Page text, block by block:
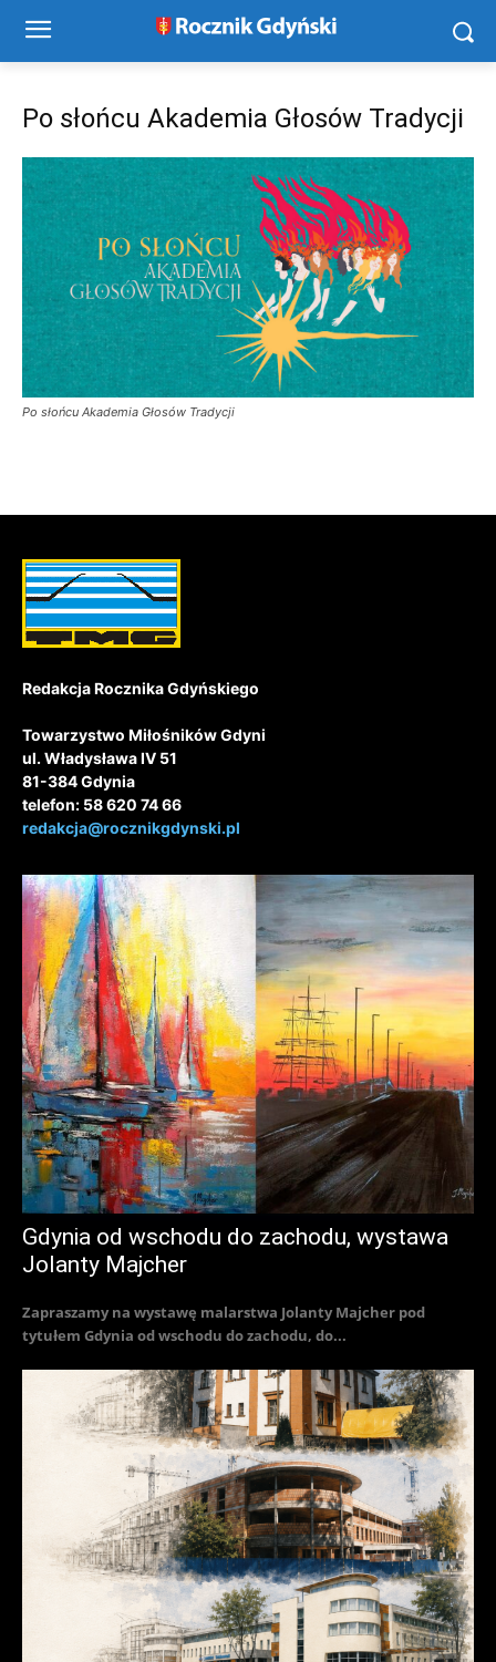
Po słońcu Akademia Głosów Tradycji
Po słońcu Akademia Głosów Tradycji
Redakcja Rocznika Gdyńskiego
Towarzystwo Miłośników Gdyni
ul. Władysława IV 51
81-384 Gdynia
telefon: 58 620 74 66
redakcja@rocznikgdynski.pl
Gdynia od wschodu do zachodu, wystawa
Jolanty Majcher
Zapraszamy na wystawę malarstwa Jolanty Majcher pod
tytułem Gdynia od wschodu do zachodu, do...